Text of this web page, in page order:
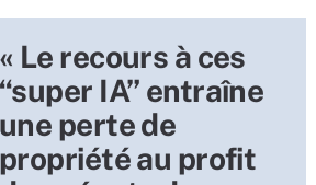
« Le recours à ces
“super IA” entraîne
une perte de
propriété au profit